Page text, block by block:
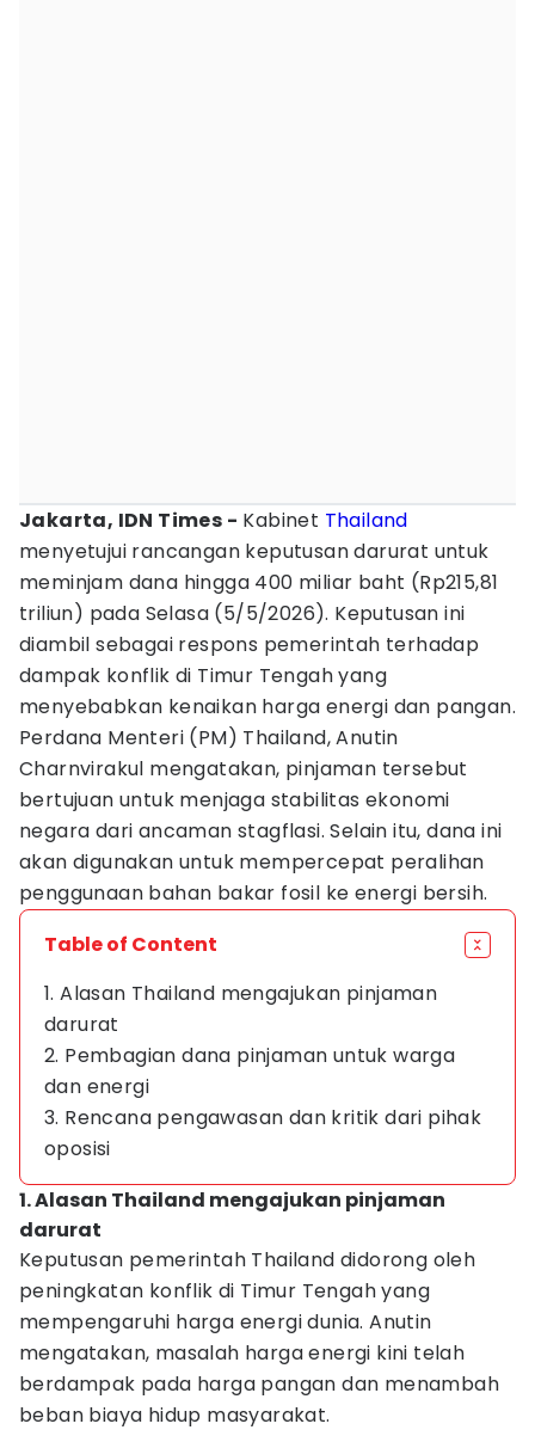
Jakarta, IDN Times - Kabinet Thailand
menyetujui rancangan keputusan darurat untuk
meminjam dana hingga 400 miliar baht (Rp215,81
triliun) pada Selasa (5/5/2026). Keputusan ini
diambil sebagai respons pemerintah terhadap
dampak konflik di Timur Tengah yang
menyebabkan kenaikan harga energi dan pangan.
Perdana Menteri (PM) Thailand, Anutin
Charnvirakul mengatakan, pinjaman tersebut
bertujuan untuk menjaga stabilitas ekonomi
negara dari ancaman stagflasi. Selain itu, dana ini
akan digunakan untuk mempercepat peralihan
penggunaan bahan bakar fosil ke energi bersih.
Table of Content
1. Alasan Thailand mengajukan pinjaman
darurat
2. Pembagian dana pinjaman untuk warga
dan energi
3. Rencana pengawasan dan kritik dari pihak
oposisi
1. Alasan Thailand mengajukan pinjaman
darurat
Keputusan pemerintah Thailand didorong oleh
peningkatan konflik di Timur Tengah yang
mempengaruhi harga energi dunia. Anutin
mengatakan, masalah harga energi kini telah
berdampak pada harga pangan dan menambah
beban biaya hidup masyarakat.